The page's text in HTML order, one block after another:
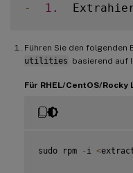
- 1.
Führen Sie den folgenden
utilities basierend auf
Für RHEL/CentOS/Rocky
sudo rpm - i <